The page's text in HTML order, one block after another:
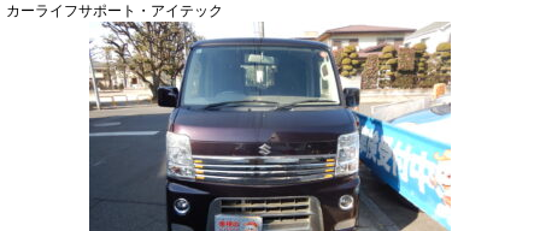
カーライフサポート・アイテック